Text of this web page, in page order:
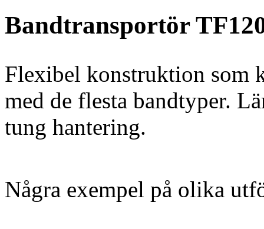
Bandtransportör
Flexibel konstruktion som
med de flesta bandtyper.
tung hantering.
Några exempel på olika